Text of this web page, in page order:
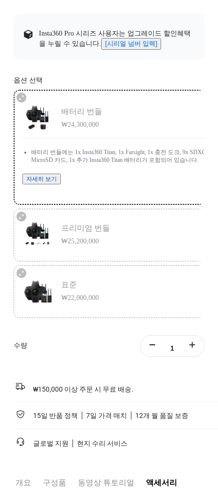
Insta360 Pro 시리즈 사용자는 업그레이드 할인혜택
을 누릴 수 있습니다.
[시리얼 넘버 입력]
옵션 선택
배터리 번들
₩24,300,000
배터리 번들에는 1x Insta360 Titan, 1x Farsight, 1x 충전 도크, 9x SDXC
MicroSD 카드, 1x 추가 Insta360 Titan 배터리가 포함되어 있습니다.
자세히 보기
프리미엄 번들
₩25,200,000
니다.
자세히 보기
표준
₩22,000,000
자세히 보기
수량
₩150,000 이상 주문 시 무료 배송.
15일 반품 정책 7일 가격 매치 12개 월 품질 보증
글로벌 지원 현지 수리 서비스
개요 구성품 동영상 튜토리얼 액세서리